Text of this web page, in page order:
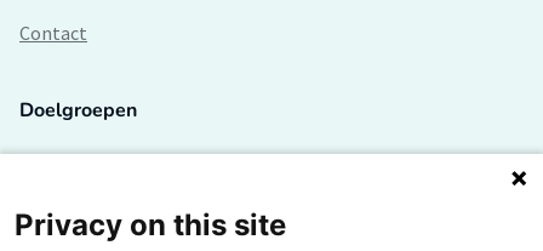
Contact
Doelgroepen
Lectoren en onderzoekers
Privacy on this site